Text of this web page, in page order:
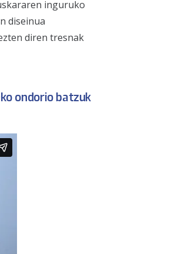
inguruko
diseinua
diren tresnak
ondorio batzuk